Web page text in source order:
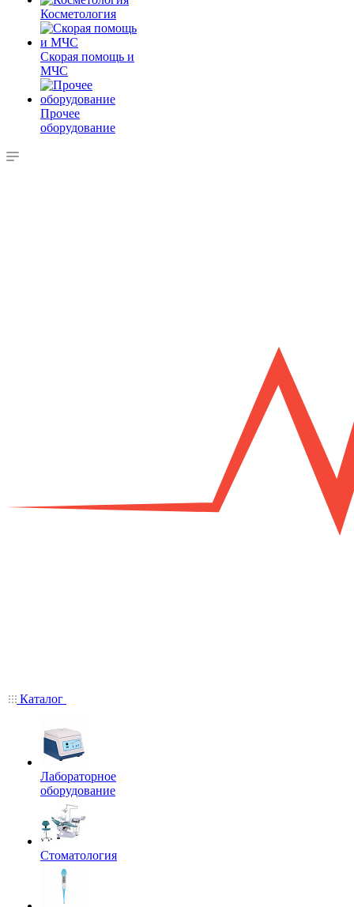
Косметология
Скорая помощь и
МЧС
Прочее
оборудование
Каталог
Лабораторное
оборудование
Стоматология